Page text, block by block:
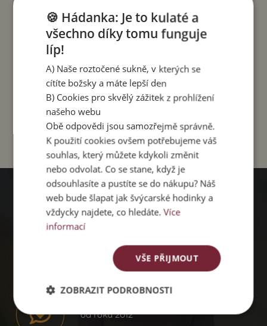
Tip pro lesk:Pro udržení stálého lesku kovových
komponentů přidejte do své šperkovnice
pytlíček silica gelu
Vyrobeno v Indonésii, v rodinné dílně mladého
páru Budi a Visky, kteří žijí v malém městečku se
dvěmi malými dětmi a zaměstnávají dva šikovné
řemeslníky.
PROČ
PACHAMAMA
od roku 2012
🍪 Hádanka: Je to kulaté a
všechno díky tomu funguje
líp!
A) Naše roztočené sukně, v kterých se
cítíte božsky a máte lepší den
B) Cookies pro skvělý zážitek z prohlížení
našeho webu
Obě odpovědi jsou samozřejmě správně.
K použití cookies ovšem potřebujeme váš
souhlas, který můžete kdykoli změnit
nebo odvolat. Co se stane, když je
odsouhlasíte a pustíte se do nákupu? Náš
web bude šlapat jak švýcarské hodinky a
vždycky najdete, co hledáte.Více
informací
VŠE PŘIJMOUT
ZOBRAZIT PODROBNOSTI